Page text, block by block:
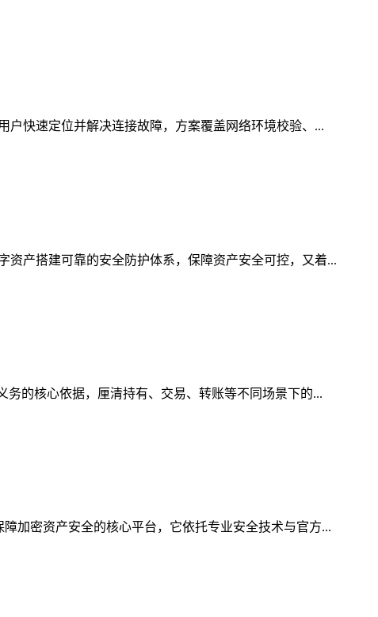
户快速定位并解决连接故障，方案覆盖网络环境校验、...
资产搭建可靠的安全防护体系，保障资产安全可控，又着...
的核心依据，厘清持有、交易、转账等不同场景下的...
加密资产安全的核心平台，它依托专业安全技术与官方...